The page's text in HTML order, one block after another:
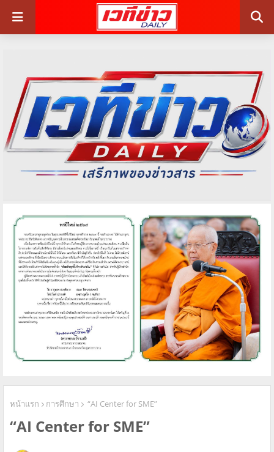
หน้าแรก การศึกษา “AI Center for SME”
“AI Center for SME”